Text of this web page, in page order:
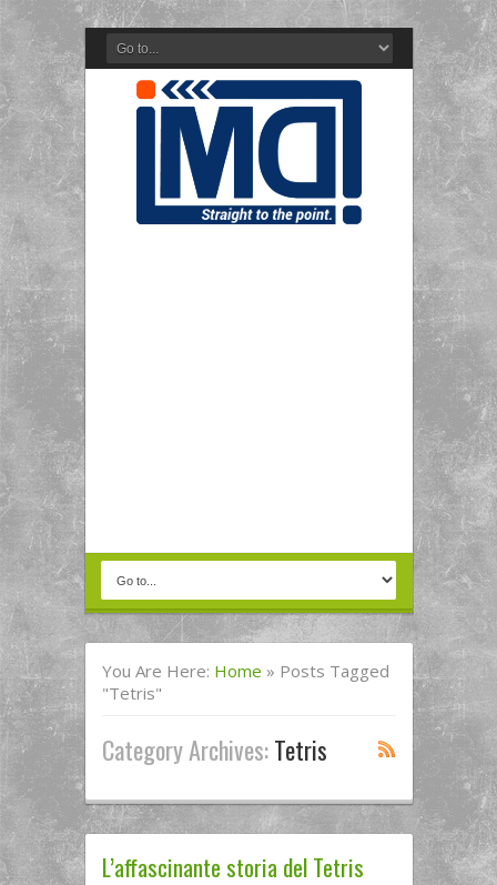
You Are Here: Home » Posts Tagged
"tetris"
Category Archives:Tetris
L’affascinante storia del Tetris